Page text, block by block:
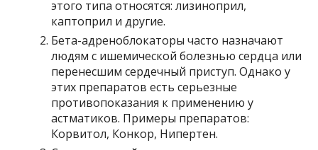
этого типа относятся: лизиноприл,
каптоприл и другие.
Бета-адреноблокаторы часто назначают
людям с ишемической болезнью сердца или
перенесшим сердечный приступ. Однако у
этих препаратов есть серьезные
противопоказания к применению у
астматиков. Примеры препаратов:
Корвитол, Конкор, Нипертен.